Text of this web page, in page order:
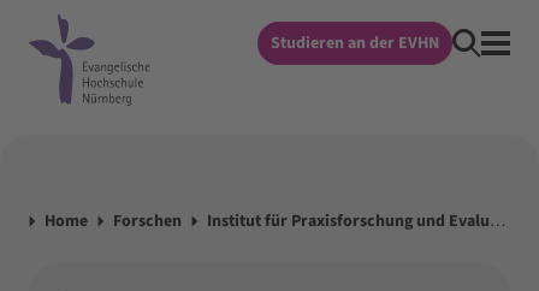
Studieren an der EVHN
Home Forschen Institut für Praxisforschung und Evaluation